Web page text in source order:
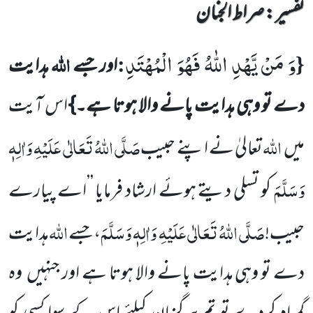
تفسیر : ‎صراط الجنان
{وَ مَنْ یَّهْدِ اللّٰهُ فَهُوَ الْمُهْتَدِ:اور جسےاللّٰہہدایت
دے تو وہی ہدایت پانے والا ہوتا ہے۔}اس آیت
میںاللّٰہتعالیٰنے اپنے حبیبصَلَّی اللّٰہُ تَعَالٰی عَلَیْہِ وَاٰلِہٖ
وَسَلَّمَکو تسلی دیتے ہوئے ارشاد فرمایا ’’اے پیارے
حبیب!صَلَّی اللّٰہُ تَعَالٰی عَلَیْہِ وَاٰلِہٖوَسَلَّمَ، جسےاللّٰہہدایت
دے تو وہی ہدایت پانے والا ہوتا ہے اور جنہیںوہ